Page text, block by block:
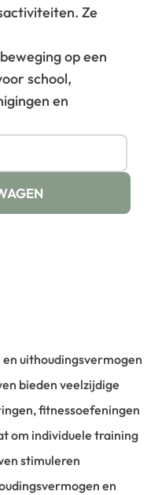
Ze
op een
school,
en
uithoudingsvermogen
bieden veelzijdige
fitnessoefeningen
om individuele training
stimuleren
en